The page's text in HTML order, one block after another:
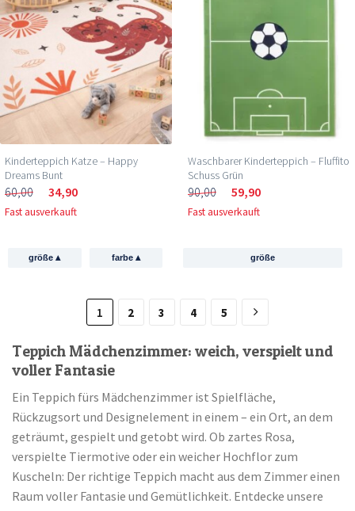
Kinderteppich Katze – Happy
Dreams Bunt
60,00 34,90
Fast ausverkauft
größe▴ farbe ▴
Waschbarer Kinderteppich – Fluffito
Schuss Grün
90,00 59,90
Fast ausverkauft
größe
1 2 3 4 5
Teppich Mädchenzimmer: weich, verspielt und
voller Fantasie
Ein Teppich fürs Mädchenzimmer ist Spielfläche,
Rückzugsort und Designelement in einem – ein Ort, an dem
geträumt, gespielt und getobt wird. Ob zartes Rosa,
verspielte Tiermotive oder ein weicher Hochflor zum
Kuscheln: Der richtige Teppich macht aus dem Zimmer einen
Raum voller Fantasie und Gemütlichkeit. Entdecke unsere